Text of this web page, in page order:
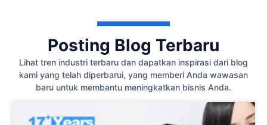
Posting Blog Terbaru
Lihat tren industri terbaru dan dapatkan inspirasi dari blog
kami yang telah diperbarui, yang memberi Anda wawasan
baru untuk membantu meningkatkan bisnis Anda.